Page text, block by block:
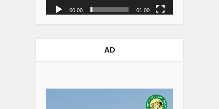
00:00 01:00
AD